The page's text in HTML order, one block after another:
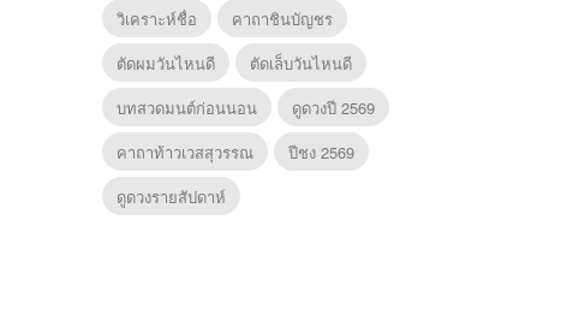
วิเคราะห์ชื่อ
คาถาชินบัญชร
ตัดผมวันไหนดี
ตัดเล็บวันไหนดี
บทสวดมนต์ก่อนนอน
ดูดวงปี 2569
คาถาท้าวเวสสุวรรณ
ปีชง 2569
ดูดวงรายสัปดาห์